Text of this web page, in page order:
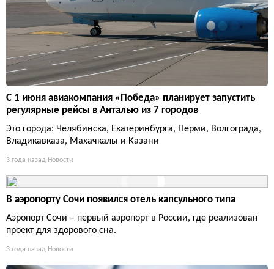
С 1 июня авиакомпания «Победа» планирует запустить
регулярные рейсы в Анталью из 7 городов
Это города: Челябинска, Екатеринбурга, Перми, Волгограда,
Владикавказа, Махачкалы и Казани
3 года назад Новости
В аэропорту Сочи появился отель капсульного типа
Аэропорт Сочи – первый аэропорт в России, где реализован
проект для здорового сна.
3 года назад Новости